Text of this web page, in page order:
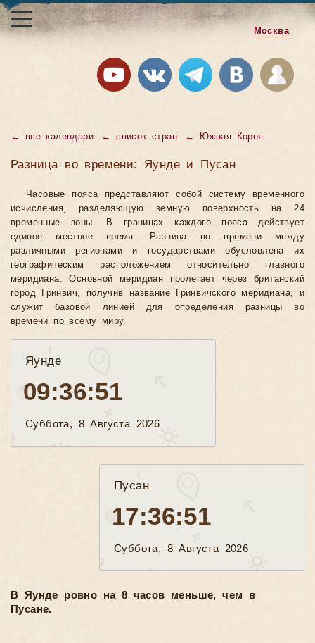
Москва
← все календари ←список стран ← Южная Корея
Разница во времени: Яунде и Пусан
Часовые пояса представляют собой систему временного
исчисления, разделяющую земную поверхность на 24
временные зоны. В границах каждого пояса действует
единое местное время. Разница во времени между
различными регионами и государствами обусловлена их
географическим расположением относительно главного
меридиана. Основной меридиан пролегает через британский
город Гринвич, получив название Гринвичского меридиана, и
служит базовой линией для определения разницы во
времени по всему миру.
Яунде
09:36:53
Суббота, 8 Августа 2026
Пусан
17:36:53
Суббота, 8 Августа 2026
В Яунде ровно на 8 часов меньше, чем в
Пусане.